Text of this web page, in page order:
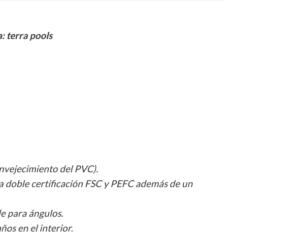
terra pools
del PVC).
certificación FSC y PEFC además de un
para ángulos.
en el interior.